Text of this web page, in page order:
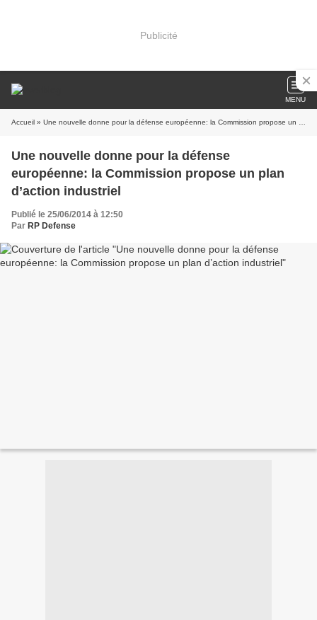
Publicité
MENU
Accueil » Une nouvelle donne pour la défense européenne: la Commission propose un plan d’action industriel
Une nouvelle donne pour la défense
européenne: la Commission propose un plan
d’action industriel
Publié le 25/06/2014 à 12:50
Par RP Defense